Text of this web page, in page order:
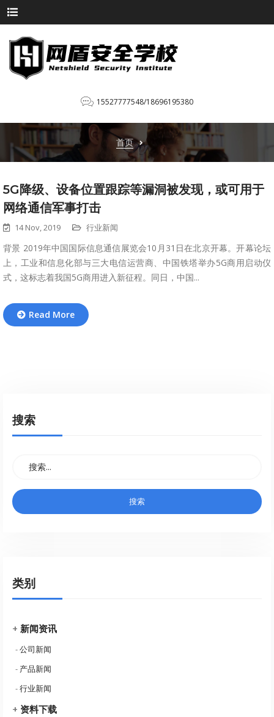
15527777548/18696195380
首页
5G降级、设备位置跟踪等漏洞被发现，或可用于
网络通信军事打击
14 Nov, 2019 行业新闻
背景 2019年中国国际信息通信展览会10月31日在北京开幕。开幕论坛
上，工业和信息化部与三大电信运营商、中国铁塔举办5G商用启动仪
式，这标志着我国5G商用进入新征程。同日，中国...
Read More
搜索
类别
+ 新闻资讯
-公司新闻
- 产品新闻
-行业新闻
+ 资料下载